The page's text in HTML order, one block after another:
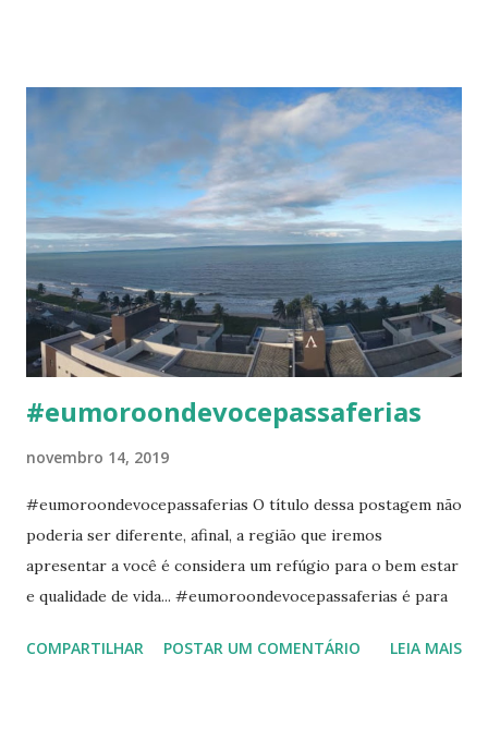
não será seu. - o contrato de financiamento bancário já tem
o poder de escritura, ou seja, não há custos a mais. 2. O
que é o imóvel ideal e como escolher: Comece
primeiramente fazendo uma busca por um imóvel que lhe
traga os benefícios que são importantes para você e sua
família. Recomenda-se fazer um levantamento dos
seguintes pontos que serão úteis na sua decisão: -
Lazer...vou utilizar e ter tempo para todos os itens que o
residencial oferece? - Mensalment...
#eumoroondevocepassaferias
novembro 14, 2019
#eumoroondevocepassaferias O título dessa postagem não
poderia ser diferente, afinal, a região que iremos
apresentar a você é considera um refúgio para o bem estar
e qualidade de vida... #eumoroondevocepassaferias é para
parte da GrandeJoão Pessoa , tendo as praias mais
COMPARTILHAR POSTAR UM COMENTÁRIO LEIA MAIS